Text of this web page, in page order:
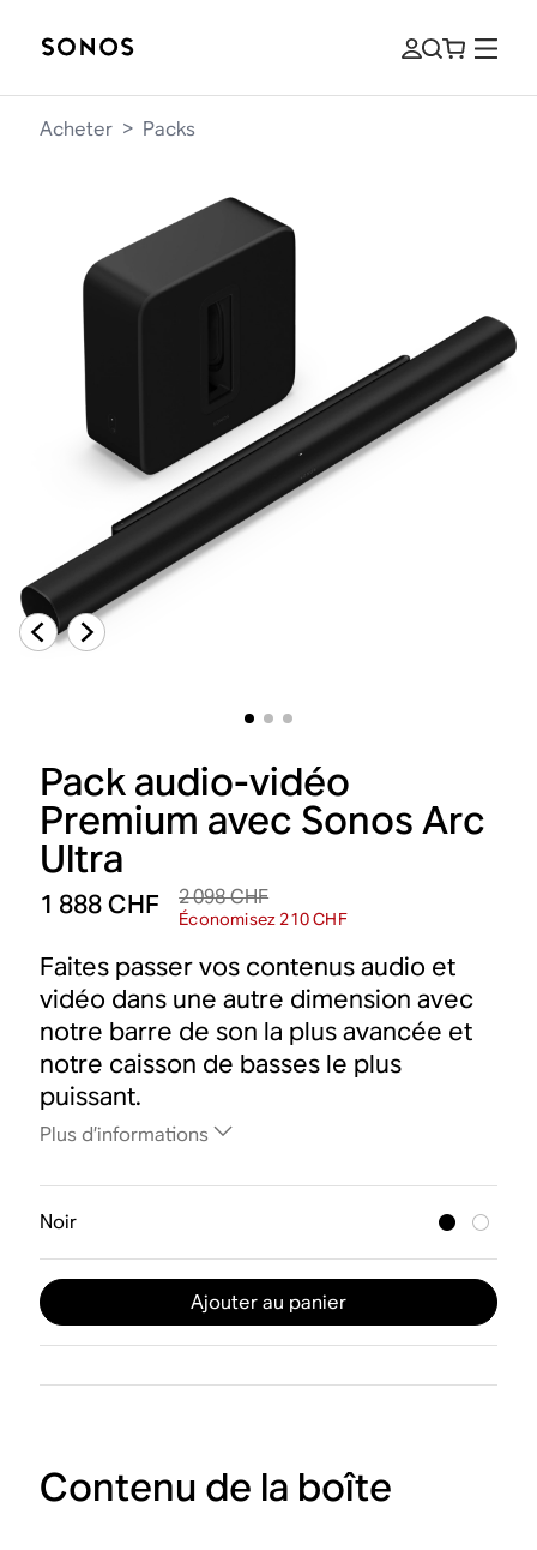
Acheter > Packs
Pack audio-vidéo
Premium avec Sonos Arc
Ultra
1 888 CHF 2 098 CHF
Économisez 210 CHF
Faites passer vos contenus audio et
vidéo dans une autre dimension avec
notre barre de son la plus avancée et
notre caisson de basses le plus
puissant.
Plus d’informations
Noir
Ajouter au panier
Contenu de la boîte